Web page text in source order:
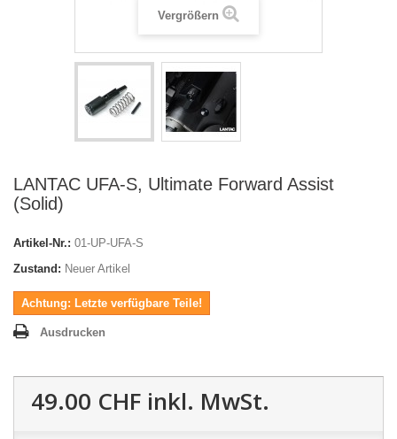
Vergrößern
LANTAC UFA-S, Ultimate Forward Assist
(Solid)
Artikel-Nr.: 01-UP-UFA-S
Zustand: Neuer Artikel
Achtung: Letzte verfügbare Teile!
Ausdrucken
49.00 CHF inkl. MwSt.